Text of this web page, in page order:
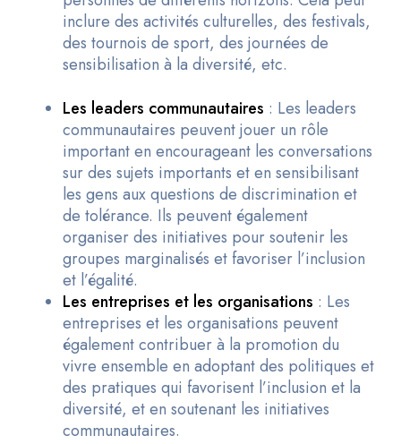
inclure des activités culturelles, des festivals,
des tournois de sport, des journées de
sensibilisation à la diversité, etc.
Les leaders communautaires : Les leaders
communautaires peuvent jouer un rôle
important en encourageant les conversations
sur des sujets importants et en sensibilisant
les gens aux questions de discrimination et
de tolérance. Ils peuvent également
organiser des initiatives pour soutenir les
groupes marginalisés et favoriser l’inclusion
et l’égalité.
Les entreprises et les organisations : Les
entreprises et les organisations peuvent
également contribuer à la promotion du
vivre ensemble en adoptant des politiques et
des pratiques qui favorisent l’inclusion et la
diversité, et en soutenant les initiatives
communautaires.